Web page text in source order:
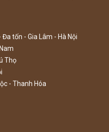
tốn - Gia Lâm - Hà Nội
Thọ
- Thanh Hóa